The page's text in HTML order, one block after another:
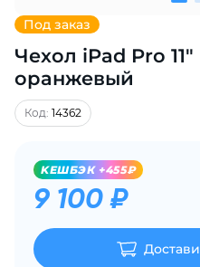
Под заказ
Чехол iPad Pro
оранжевый
Код: 14362
KЕШБЭК +455₽
9 100 ₽
Получайте товар
выбранный
списываться
по25%каждые 2
Подробнее